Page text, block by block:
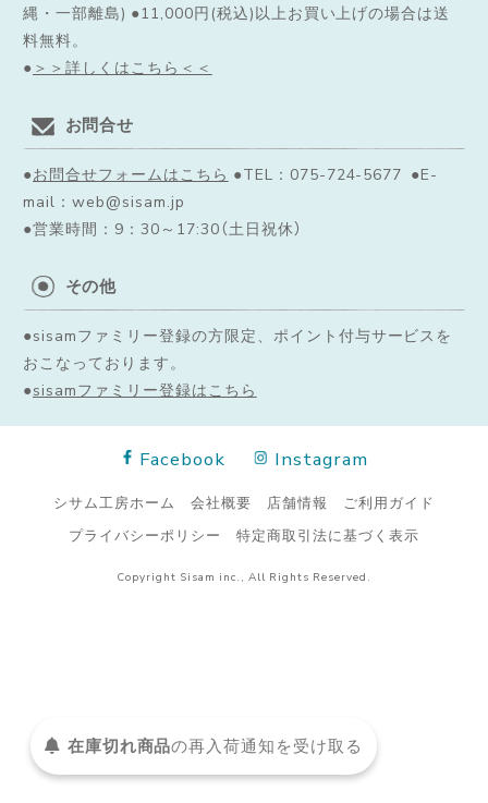
縄・一部離島) ●11,000円(税込)以上お買い上げの場合は送
料無料。
● ＞＞詳しくはこちら＜＜
お問合せ
●お問合せフォームはこちら ●TEL：075-724-5677 ●E-
mail：web@sisam.jp
●営業時間：9：30～17:30（土日祝休）
その他
●sisamファミリー登録の方限定、ポイント付与サービスを
おこなっております。
●sisamファミリー登録はこちら
Facebook Instagram
シサム工房ホーム 会社概要 店舗情報
ご利用ガイド
プライバシーポリシー
特定商取引法に基づく表示
Copyright Sisam inc., All Rights Reserved.
在庫切れ商品の再入荷通知を受け取る